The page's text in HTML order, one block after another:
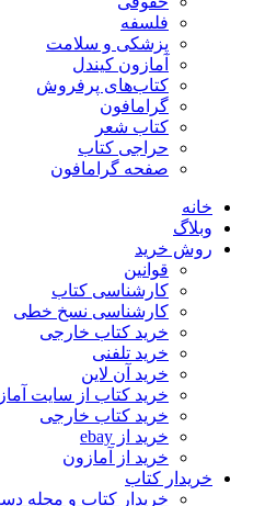
فلسفه
پزشکی و سلامت
آمازون کیندل
کتاب‌های پرفروش
گرامافون
کتاب شعر
حراجی کتاب
صفحه گرامافون
خانه
وبلاگ
روش خرید
قوانین
کارشناسی کتاب
کارشناسی نسخ خطی
خرید کتاب خارجی
خرید تلفنی
خرید آن لاین
خرید کتاب از سایت
خرید کتاب خارجی
خرید از ebay
خرید از آمازون
خریدار کتاب
خریدار کتاب و مجله